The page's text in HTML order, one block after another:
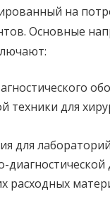
на
Основные
техники для
для
диагностической
расходных